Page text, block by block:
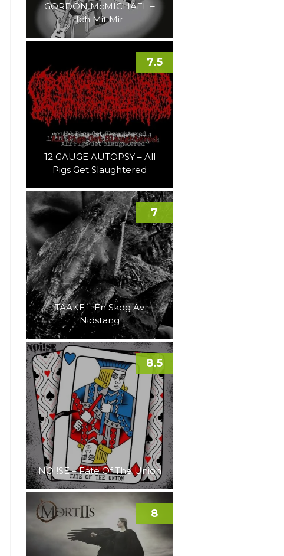
GORDON McMICHAEL –
Ich Mit Mir
12 GAUGE AUTOPSY – All
Pigs Get Slaughtered
7.5
TAAKE – En Skog Av
Nidstang
7
NOI!SE – Fate Of The Union
8.5
8